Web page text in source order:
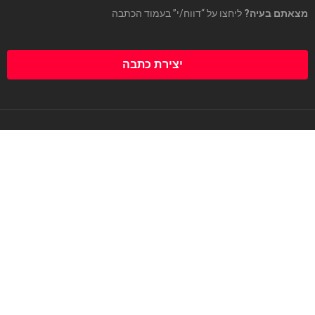
מצאתם בעיה? ליחצו על “דווח/י” בעמוד הכתבה
יצירת כתבה